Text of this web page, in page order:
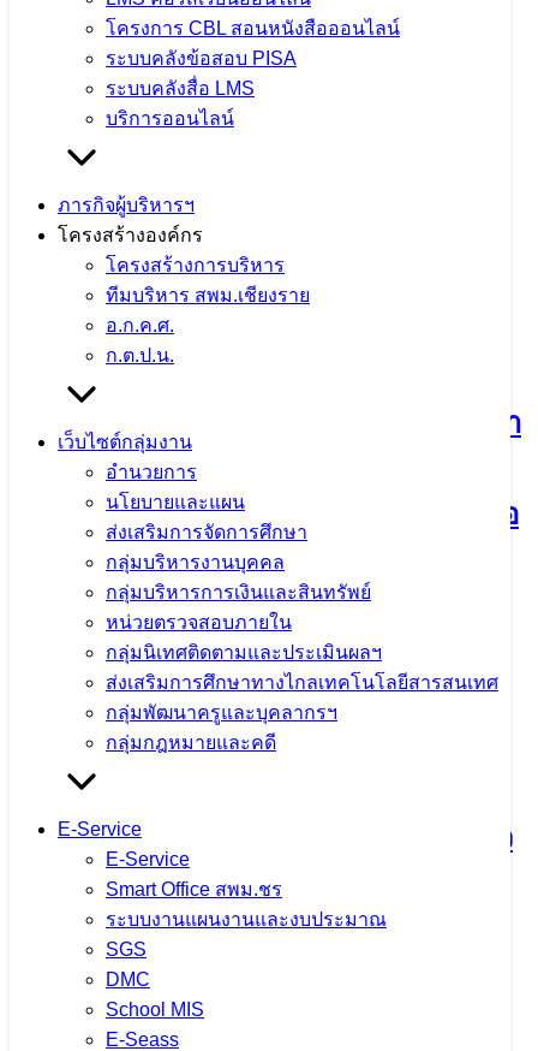
โครงการ CBL สอนหนังสือออนไลน์
ระบบคลังข้อสอบ PISA
ระบบคลังสื่อ LMS
บริการออนไลน์
ภารกิจผู้บริหารฯ
โครงสร้างองค์กร
โครงสร้างการบริหาร
ทีมบริหาร สพม.เชียงราย
อ.ก.ค.ศ.
ก.ต.ป.น.
เว็บไซต์กลุ่มงาน
อำนวยการ
นโยบายและแผน
ส่งเสริมการจัดการศึกษา
กลุ่มบริหารงานบุคคล
กลุ่มบริหารการเงินและสินทรัพย์
หน่วยตรวจสอบภายใน
กลุ่มนิเทศติดตามและประเมินผลฯ
ส่งเสริมการศึกษาทางไกลเทคโนโลยีสารสนเทศ
กลุ่มพัฒนาครูและบุคลากรฯ
กลุ่มกฎหมายและคดี
E-Service
E-Service
Smart Office สพม.ชร
ระบบงานแผนงานและงบประมาณ
SGS
DMC
School MIS
E-Seass
บุคลากร เสริมสร้างคุณภาพชีวิตและ
ประสิทธิภาพการทำงาน
4 สิงหาคม 20264 สิงหาคม 2026
สพม.เชียงราย
จำนวนผู้ชม: 12
กิจกรรมแลกเปลี่ยนเรียนรู้วิธีปฏิบัติที่ดี
ปรัชญาของเศรษฐกิจพอเพียงสู่สถานศึกษา
ประจำปีงบประมาณ พ.ศ. 2569 ณ
โรงเรียนดอยหลวง รัชมังคลาภิเษก อำเภอ
ดอยหลวง จังหวัดเชียงราย
3 สิงหาคม 20264 สิงหาคม 2026
สพม.เชียงราย
จำนวนผู้ชม: 13
กิจกรรมเข้าแถวเคารพธงชาติพร้อมกล่าว
คำปฏิญาณเขตสุจริต
3 สิงหาคม 2026
สพม.เชียงราย
จำนวนผู้ชม: 12